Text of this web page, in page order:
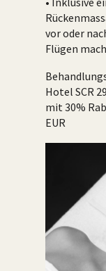
vor oder
Flügen
Hotel SCR
mit 30%
EUR